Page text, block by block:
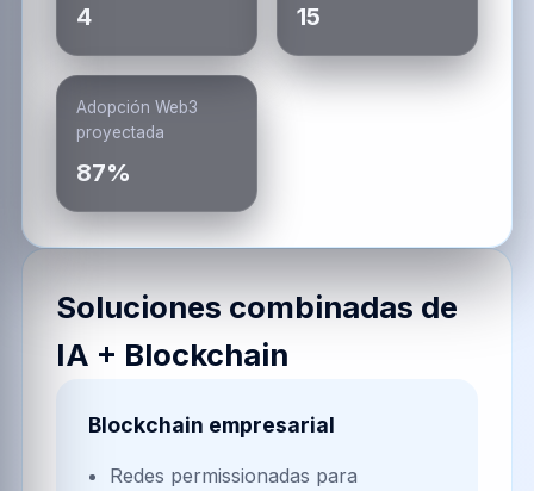
4 15
Adopción Web3
proyectada
87%
Soluciones combinadas de
IA + Blockchain
Blockchain empresarial
Redes permissionadas para